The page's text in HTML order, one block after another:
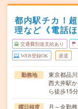
都内駅チカ！
理など《電話
交通費別途支給あり
WEB登録OK 派遣
勤務地
東京都品
西大井駅
ら徒歩15分
曜日頻度 月～金勤